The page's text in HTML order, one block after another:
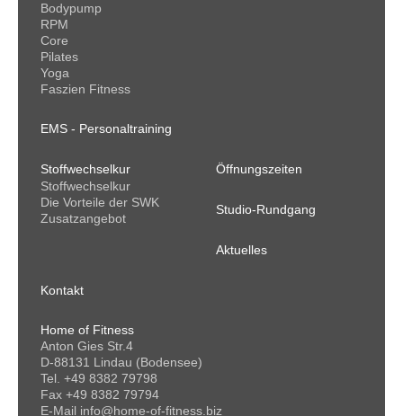
Bodypump
RPM
Core
Pilates
Yoga
Faszien Fitness
EMS - Personaltraining
Stoffwechselkur
Stoffwechselkur
Die Vorteile der SWK
Zusatzangebot
Öffnungszeiten
Studio-Rundgang
Aktuelles
Kontakt
Home of Fitness
Anton Gies Str.4
D-88131 Lindau (Bodensee)
Tel. +49 8382 79798
Fax +49 8382 79794
E-Mail info@home-of-fitness.biz